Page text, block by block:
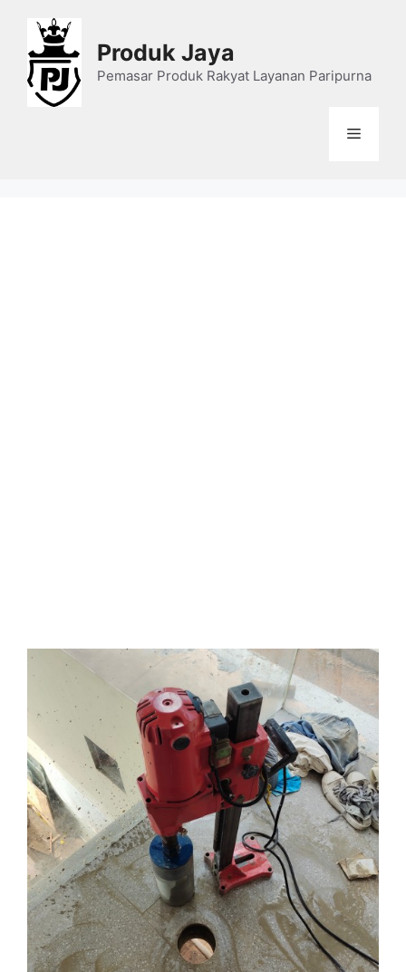
content
Produk Jaya
Pemasar Produk Rakyat Layanan Paripurna
Menu